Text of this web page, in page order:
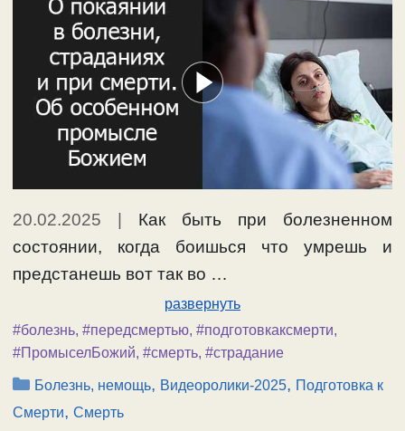
20.02.2025 | Как быть при болезненном
состоянии, когда боишься что умрешь и
предстанешь вот так во …
развернуть
#болезнь, #передсмертью, #подготовкаксмерти,
#ПромыселБожий, #смерть, #страдание
Рубрики
Болезнь, немощь, Видеоролики-2025, Подготовка к
Смерти, Смерть